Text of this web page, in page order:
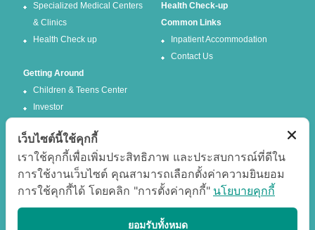
Specialized Medical Centers
& Clinics
Health Check up
Health Check-up
Common Links
Inpatient Accommodation
Contact Us
Getting Around
Children & Teens Center
Investor
Facebook Twitter
เว็บไซต์นี้ใช้คุกกี้
เราใช้คุกกี้เพื่อเพิ่มประสิทธิภาพ และประสบการณ์ที่ดีใน
การใช้งานเว็บไซต์ คุณสามารถเลือกตั้งค่าความยินยอม
การใช้คุกกี้ได้ โดยคลิก "การตั้งค่าคุกกี้" นโยบายคุกกี้
ยอมรับทั้งหมด